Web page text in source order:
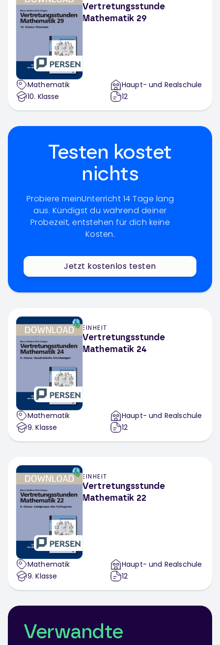
Vertretungsstunde
Mathematik 29
Mathematik
10. Klasse
Haupt- und Realschule
12
Testen kostet
nichts
Probiere meinUnterricht 14 Tage lang
aus. Kündigst du während deiner
Probezeit, entstehen für dich keine
Kosten.
Jetzt kostenlos testen
EINHEIT
Vertretungsstunde
Mathematik 24
Mathematik
9. Klasse
Haupt- und Realschule
12
EINHEIT
Vertretungsstunde
Mathematik 22
Mathematik
9. Klasse
Haupt- und Realschule
12
Verwandte